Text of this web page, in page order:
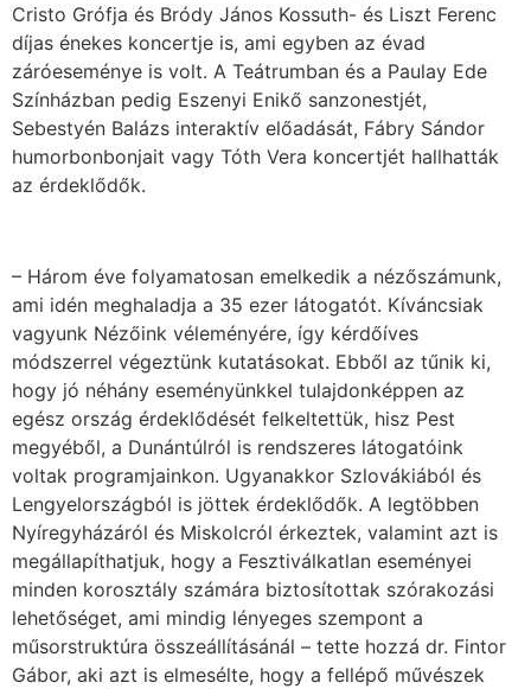
Cristo Grófja és Bródy János Kossuth- és Liszt Ferenc
díjas énekes koncertje is, ami egyben az évad
záróeseménye is volt. A Teátrumban és a Paulay Ede
Színházban pedig Eszenyi Enikő sanzonestjét,
Sebestyén Balázs interaktív előadását, Fábry Sándor
humorbonbonjait vagy Tóth Vera koncertjét hallhatták
az érdeklődők.
– Három éve folyamatosan emelkedik a nézőszámunk,
ami idén meghaladja a 35 ezer látogatót. Kíváncsiak
vagyunk Nézőink véleményére, így kérdőíves
módszerrel végeztünk kutatásokat. Ebből az tűnik ki,
hogy jó néhány eseményünkkel tulajdonképpen az
egész ország érdeklődését felkeltettük, hisz Pest
megyéből, a Dunántúlról is rendszeres látogatóink
voltak programjainkon. Ugyanakkor Szlovákiából és
Lengyelországból is jöttek érdeklődők. A legtöbben
Nyíregyházáról és Miskolcról érkeztek, valamint azt is
megállapíthatjuk, hogy a Fesztiválkatlan eseményei
minden korosztály számára biztosítottak szórakozási
lehetőséget, ami mindig lényeges szempont a
műsorstruktúra összeállításánál – tette hozzá dr. Fintor
Gábor, aki azt is elmesélte, hogy a fellépő művészek